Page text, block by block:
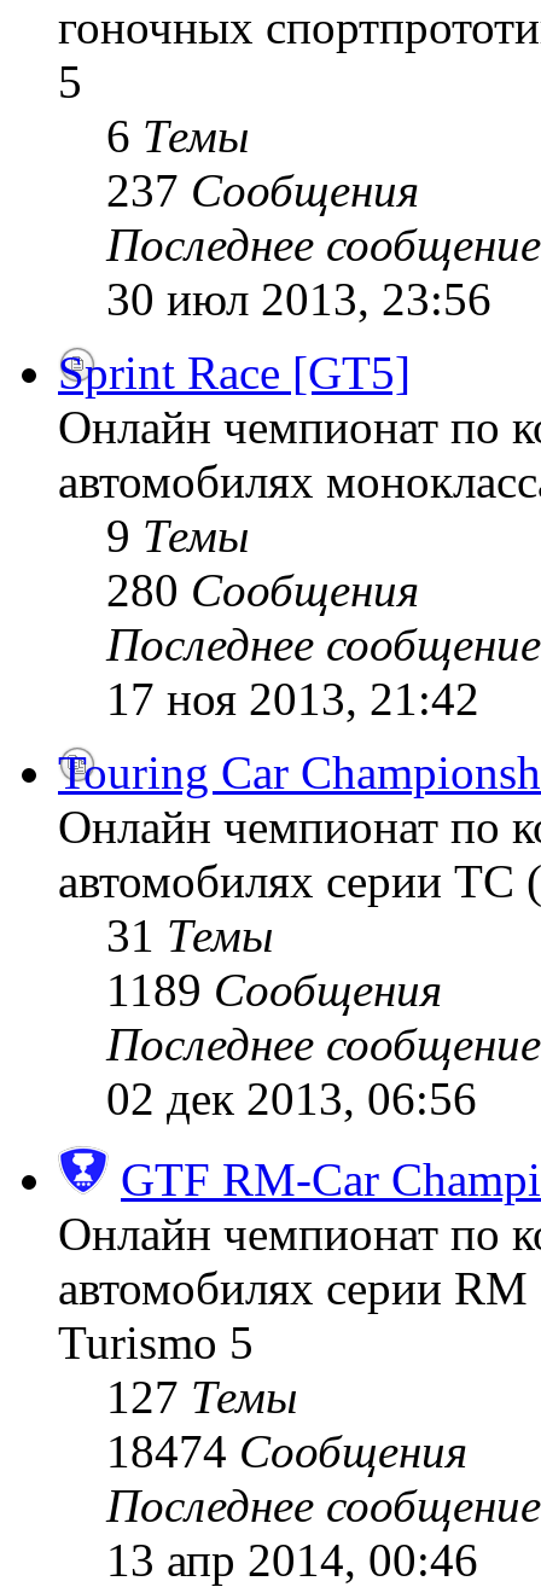
гоночных
5
6 Темы
237 Сообщения
Последнее сообщение
30 июл 2013, 23:56
Sprint Race [GT5]
Онлайн чемпионат по
автомобилях
9 Темы
280 Сообщения
Последнее сообщение
17 ноя 2013, 21:42
Touring Car
Онлайн чемпионат по
автомобилях серии
31 Темы
1189 Сообщения
Последнее сообщение
02 дек 2013, 06:56
GTF RM-Car
Онлайн чемпионат по
автомобилях серии
Turismo 5
127 Темы
18474 Сообщения
Последнее сообщение
13 апр 2014, 00:46